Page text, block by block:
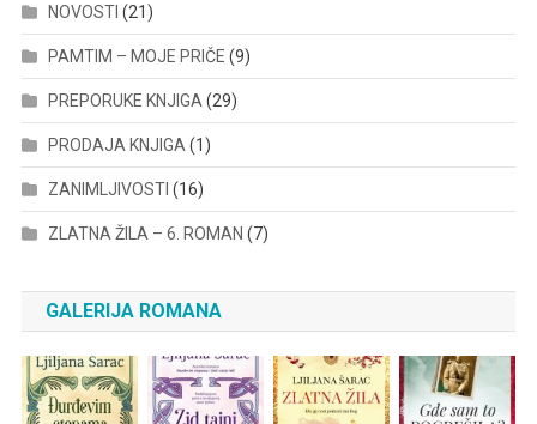
NOVOSTI (21)
PAMTIM – MOJE PRIČE (9)
PREPORUKE KNJIGA (29)
PRODAJA KNJIGA (1)
ZANIMLJIVOSTI (16)
ZLATNA ŽILA – 6. ROMAN (7)
GALERIJA ROMANA